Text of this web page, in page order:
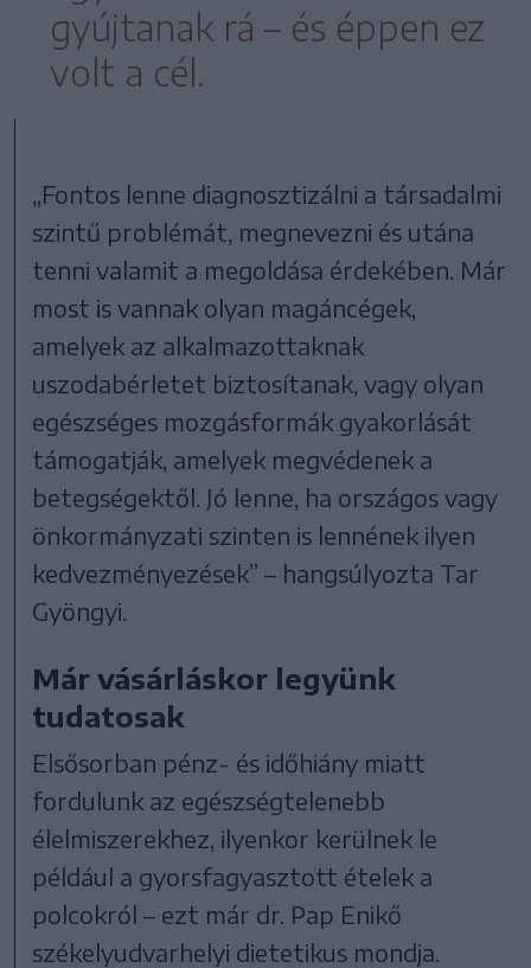
gyújtanak rá – és éppen ez
volt a cél.
„Fontos lenne diagnosztizálni a társadalmi
szintű problémát, megnevezni és utána
tenni valamit a megoldása érdekében. Már
most is vannak olyan magáncégek,
amelyek az alkalmazottaknak
uszodabérletet biztosítanak, vagy olyan
egészséges mozgásformák gyakorlását
támogatják, amelyek megvédenek a
betegségektől. Jó lenne, ha országos vagy
önkormányzati szinten is lennének ilyen
kedvezményezések” – hangsúlyozta Tar
Gyöngyi.
Már vásárláskor legyünk
tudatosak
Elsősorban pénz- és időhiány miatt
fordulunk az egészségtelenebb
élelmiszerekhez, ilyenkor kerülnek le
például a gyorsfagyasztott ételek a
polcokról – ezt már dr. Pap Enikő
székelyudvarhelyi dietetikus mondja.